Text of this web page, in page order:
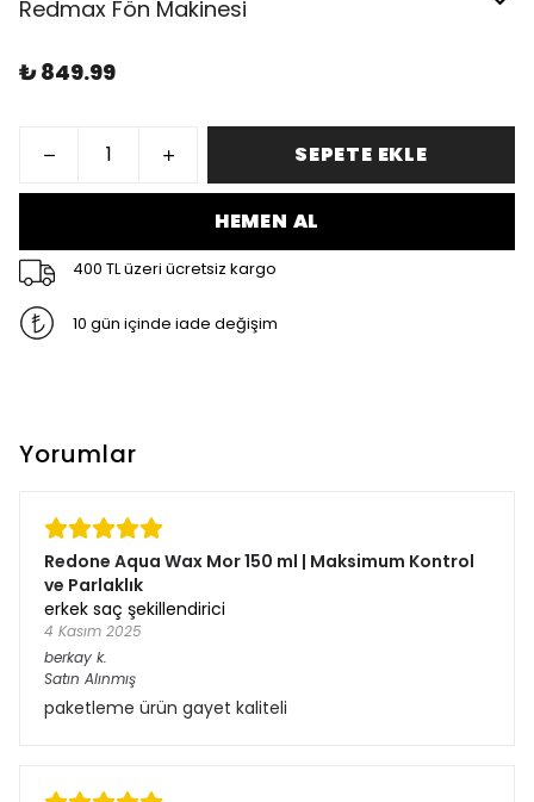
Redmax Fön Makinesi
₺ 849.99
SEPETE EKLE
HEMEN AL
400 TL üzeri ücretsiz kargo
10 gün içinde iade değişim
Yorumlar
Redone Aqua Wax Mor 150 ml | Maksimum Kontrol
ve Parlaklık
erkek saç şekillendirici
4 Kasım 2025
berkay k.
Satın Alınmış
paketleme ürün gayet kaliteli